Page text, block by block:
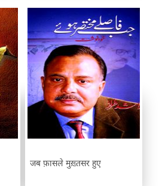
जब फ़ासले मुख़्तसर हुए